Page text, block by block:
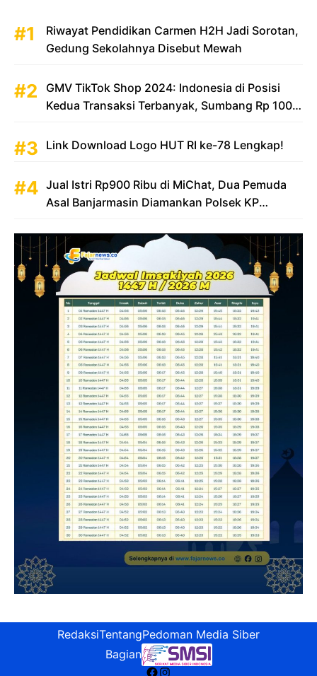
Riwayat Pendidikan Carmen H2H Jadi Sorotan,
Gedung Sekolahnya Disebut Mewah
GMV TikTok Shop 2024: Indonesia di Posisi
Kedua Transaksi Terbanyak, Sumbang Rp 100
Link Download Logo HUT RI ke-78 Lengkap!
Jual Istri Rp900 Ribu di MiChat, Dua Pemuda
Asal Banjarmasin Diamankan Polsek KP
RedaksiTentangPedoman Media Siber
Bagian
Facebook
Instagram